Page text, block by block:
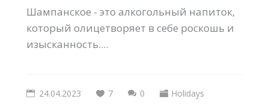
Шампанское - это алкогольный напиток,
который олицетворяет в себе роскошь и
изысканность....
24.04.2023 7 0 Holidays